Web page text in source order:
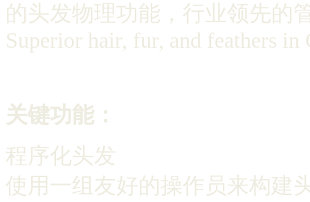
的头发物理功能，行业领先的
Superior hair, fur, and feathers in
关键功能：
程序化头发
使用一组友好的操作员来构建